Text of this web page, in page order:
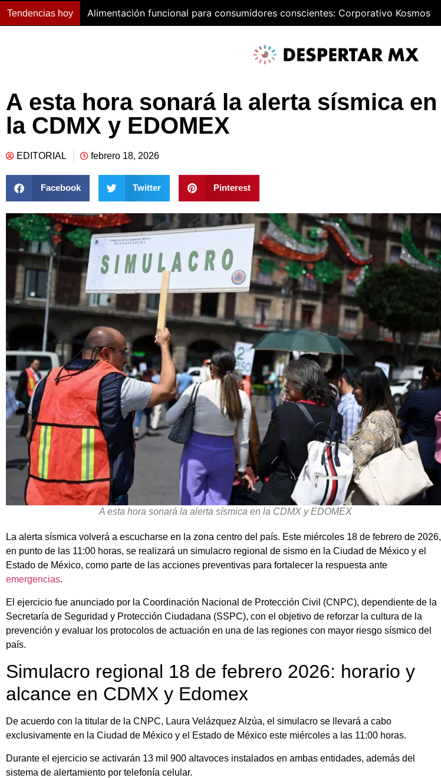
Tendencias hoy Alimentación funcional para consumidores conscientes: Corporativo Kosmos
A esta hora sonará la alerta sísmica en
la CDMX y EDOMEX
EDITORIAL febrero 18, 2026
Facebook Twitter Pinterest
A esta hora sonará la alerta sísmica en la CDMX y EDOMEX
La alerta sísmica volverá a escucharse en la zona centro del país. Este miércoles 18 de febrero de 2026,
en punto de las 11:00 horas, se realizará un simulacro regional de sismo en la Ciudad de México y el
Estado de México, como parte de las acciones preventivas para fortalecer la respuesta ante
emergencias.
El ejercicio fue anunciado por la Coordinación Nacional de Protección Civil (CNPC), dependiente de la
Secretaría de Seguridad y Protección Ciudadana (SSPC), con el objetivo de reforzar la cultura de la
prevención y evaluar los protocolos de actuación en una de las regiones con mayor riesgo sísmico del
país.
Simulacro regional 18 de febrero 2026: horario y
alcance en CDMX y Edomex
De acuerdo con la titular de la CNPC, Laura Velázquez Alzúa, el simulacro se llevará a cabo
exclusivamente en la Ciudad de México y el Estado de México este miércoles a las 11:00 horas.
Durante el ejercicio se activarán 13 mil 900 altavoces instalados en ambas entidades, además del
sistema de alertamiento por telefonía celular.